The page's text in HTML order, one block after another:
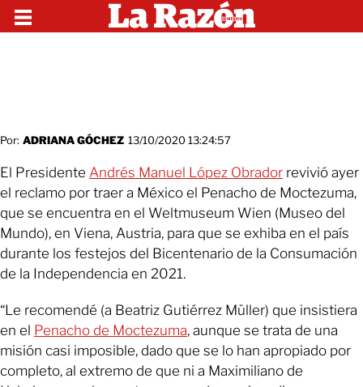
Por: ADRIANA GÓCHEZ 13/10/2020 13:24:57
El Presidente Andrés Manuel López Obrador revivió ayer
el reclamo por traer a México el Penacho de Moctezuma,
que se encuentra en el Weltmuseum Wien (Museo del
Mundo), en Viena, Austria, para que se exhiba en el país
durante los festejos del Bicentenario de la Consumación
de la Independencia en 2021.
“Le recomendé (a Beatriz Gutiérrez Müller) que insistiera
en el Penacho de Moctezuma, aunque se trata de una
misión casi imposible, dado que se lo han apropiado por
completo, al extremo de que ni a Maximiliano de